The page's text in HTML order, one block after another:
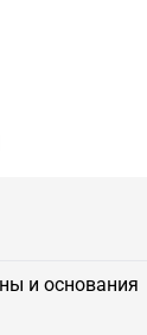
и основания